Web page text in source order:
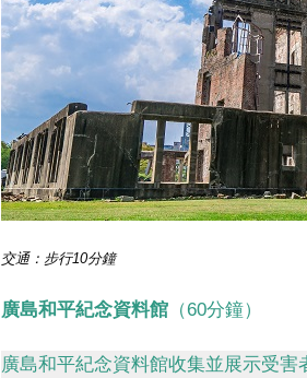
交通：步行10分鐘
廣島和平紀念資料館 （60分鐘）
廣島和平紀念資料館收集並展示受